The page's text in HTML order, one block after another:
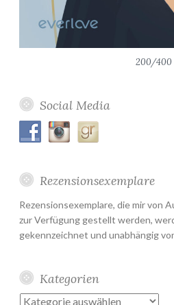
200/400
Social Media
Rezensionsexemplare
Rezensionsexemplare, die mir von
zur Verfügung gestellt werden,
gekennzeichnet und unabhängig
Kategorien
Kategorien